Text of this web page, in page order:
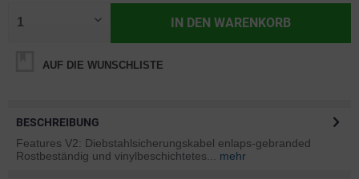
IN DEN WARENKORB
AUF DIE WUNSCHLISTE
BESCHREIBUNG
Features V2: Diebstahlsicherungskabel enlaps-gebranded
Rostbeständig und vinylbeschichtetes...
mehr